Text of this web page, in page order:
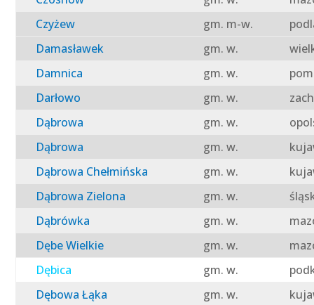
Czyżew
gm. m-w.
Damasławek
gm. w.
Damnica
gm. w.
Darłowo
gm. w.
Dąbrowa
gm. w.
Dąbrowa
gm. w.
Dąbrowa Chełmińska
gm. w.
Dąbrowa Zielona
gm. w.
Dąbrówka
gm. w.
Dębe Wielkie
gm. w.
Dębica
gm. w.
Dębowa Łąka
gm. w.